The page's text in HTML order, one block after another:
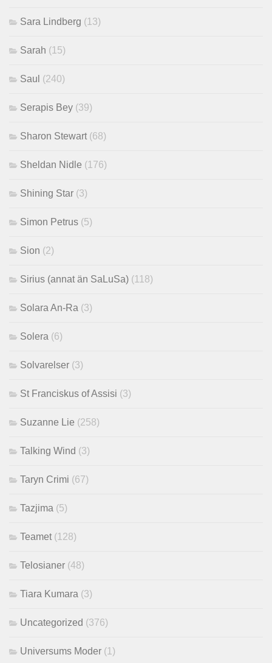
Sara Lindberg (13)
Sarah (15)
Saul (240)
Serapis Bey (39)
Sharon Stewart (68)
Sheldan Nidle (176)
Shining Star (3)
Simon Petrus (5)
Sion (2)
Sirius (annat än SaLuSa) (118)
Solara An-Ra (3)
Solera (6)
Solvarelser (3)
St Franciskus of Assisi (3)
Suzanne Lie (258)
Talking Wind (3)
Taryn Crimi (67)
Tazjima (5)
Teamet (128)
Telosianer (48)
Tiara Kumara (3)
Uncategorized (376)
Universums Moder (1)